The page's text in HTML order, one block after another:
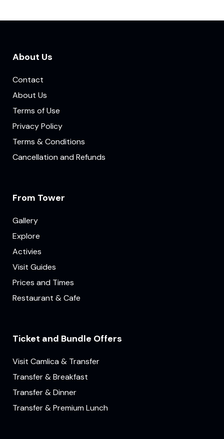
About Us
Contact
About Us
Terms of Use
Privacy Policy
Terms & Conditions
Cancellation and Refunds
From Tower
Gallery
Explore
Activies
Visit Guides
Prices and Times
Restaurant & Cafe
Ticket and Bundle Offers
Visit Camlica & Transfer
Transfer & Breakfast
Transfer & Dinner
Transfer & Premium Lunch